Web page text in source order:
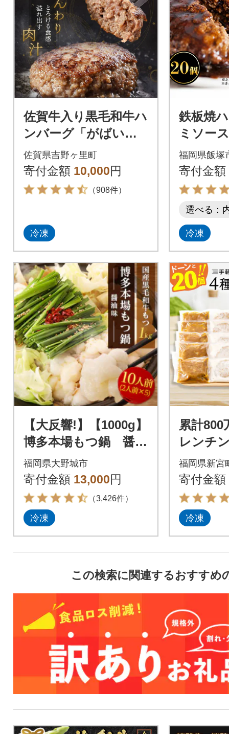
佐賀牛入り黒毛和牛ハ
ンバーグ「がばいば
ーぐ」140g×12個
佐賀県吉野ヶ里町
寄付金額 10,000円
（908件）
冷凍
鉄板焼
ミソー
福岡県飯塚
寄付金額
選べる：
冷凍
【大反響!】【1000g】
博多本場もつ鍋 醤油
味「2人前×5回分」
福岡県大野城市
寄付金額 13,000円
（3,426件）
冷凍
累計800
レンチ
ストな4
【訳あ
福岡県新宮
寄付金額
冷凍
この検索に関連するおすすめ